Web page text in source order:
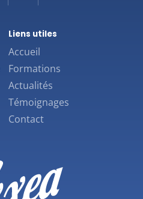
Liens utiles
Accueil
Formations
Actualités
Témoignages
Contact